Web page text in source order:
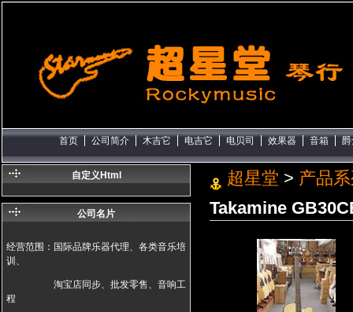
首页 公司简介 木吉它 电吉它 电贝司 效果器 音箱
超星堂 > 产品
Takamine
自定义Html
公司名片
经营范围：国际品牌乐器代理、各类音乐培
训、
淘宝店同步、批发零售、音响工
程